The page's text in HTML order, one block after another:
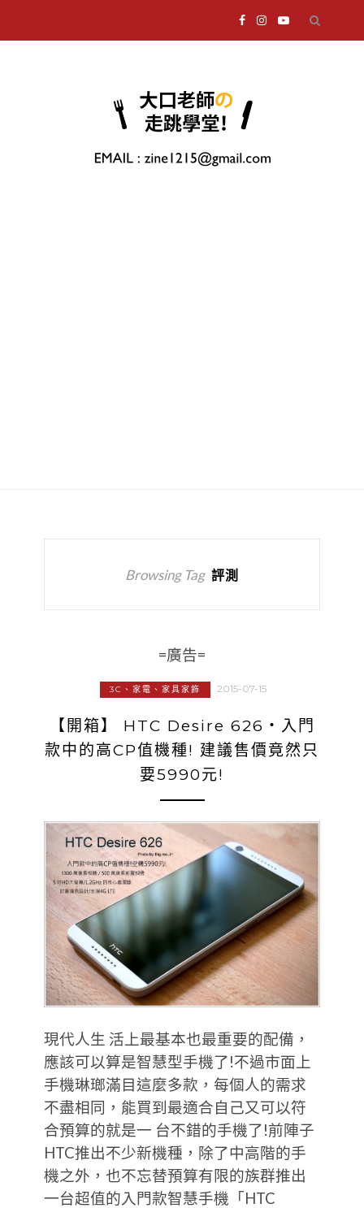
Browsing Tag 評測
=廣告=
3C、家電、家具家飾 2015-07-15
【開箱】 HTC Desire 626‧入門
款中的高CP值機種! 建議售價竟然只
要5990元!
現代人生 活上最基本也最重要的配備，
應該可以算是智慧型手機了!不過市面上
手機琳瑯滿目這麼多款，每個人的需求
不盡相同，能買到最適合自己又可以符
合預算的就是一 台不錯的手機了!前陣子
HTC推出不少新機種，除了中高階的手
機之外，也不忘替預算有限的族群推出
一台超值的入門款智慧手機「HTC